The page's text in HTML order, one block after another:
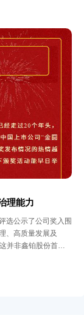
镁合金在抗压溃性能
，实现材料抗冲击性
心部件的严苛要求。
光伏、新能源汽车、
司深化新能源汽车战
电池托盘、碰撞梁等
实现就近服务西南市
这将进一步增强公司
十五五”启程的交汇
量发展道路上勇毅前
合作，以人才兴企、
发展注入新动力。
程上，共创辉煌，共
理能力
选公示了公司奖入围
、高质量发展及
并非鑫铂股份首次
治理领域的持续进